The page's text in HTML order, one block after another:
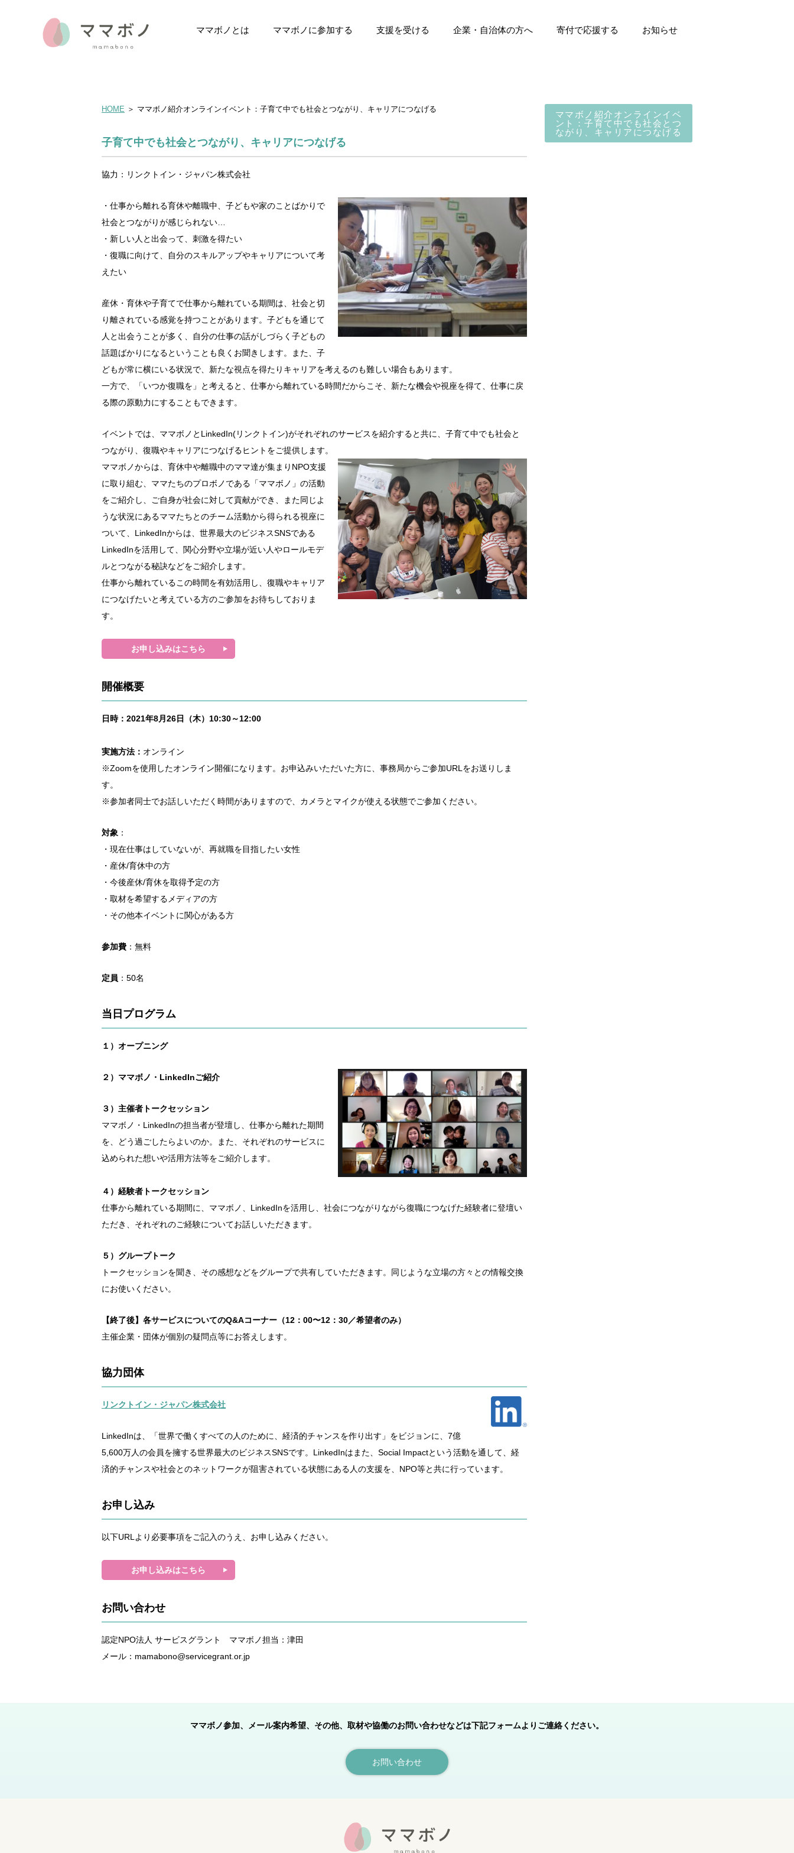
ママボノとは ママボノに参加する 支援を受ける 企業・自治体の方へ 寄付で応援する お知らせ
HOME ＞ ママボノ紹介オンラインイベント：子育て中でも社会とつながり、キャリアにつなげる
子育て中でも社会とつながり、キャリアにつなげる
協力：リンクトイン・ジャパン株式会社
・仕事から離れる育休や離職中、子どもや家のことばかりで
社会とつながりが感じられない…
・新しい人と出会って、刺激を得たい
・復職に向けて、自分のスキルアップやキャリアについて考
えたい
産休・育休や子育てで仕事から離れている期間は、社会と切
り離されている感覚を持つことがあります。子どもを通じて
人と出会うことが多く、自分の仕事の話がしづらく子どもの
話題ばかりになるということも良くお聞きします。また、子
どもが常に横にいる状況で、新たな視点を得たりキャリアを考えるのも難しい場合もあります。
一方で、「いつか復職を」と考えると、仕事から離れている時間だからこそ、新たな機会や視座を得て、仕事に戻
る際の原動力にすることもできます。
イベントでは、ママボノとLinkedIn(リンクトイン)がそれぞれのサービスを紹介すると共に、子育て中でも社会と
つながり、復職やキャリアにつなげるヒントをご提供します。
ママボノからは、育休中や離職中のママ達が集まりNPO支援
に取り組む、ママたちのプロボノである「ママボノ」の活動
をご紹介し、ご自身が社会に対して貢献ができ、また同じよ
うな状況にあるママたちとのチーム活動から得られる視座に
ついて、LinkedInからは、世界最大のビジネスSNSである
LinkedInを活用して、関心分野や立場が近い人やロールモデ
ルとつながる秘訣などをご紹介します。
仕事から離れているこの時間を有効活用し、復職やキャリア
につなげたいと考えている方のご参加をお待ちしておりま
す。
お申し込みはこちら
開催概要
日時：2021年8月26日（木）10:30～12:00
実施方法： オンライン
※Zoomを使用したオンライン開催になります。お申込みいただいた方に、事務局からご参加URLをお送りしま
す。
※参加者同士でお話しいただく時間がありますので、カメラとマイクが使える状態でご参加ください。
対象 ：
・現在仕事はしていないが、再就職を目指したい女性
・産休/育休中の方
・今後産休/育休を取得予定の方
・取材を希望するメディアの方
・その他本イベントに関心がある方
参加費 ：無料
定員 ：50名
当日プログラム
１）オープニング
２）ママボノ・LinkedInご紹介
３）主催者トークセッション
ママボノ・LinkedInの担当者が登壇し、仕事から離れた期間
を、どう過ごしたらよいのか。また、それぞれのサービスに
込められた想いや活用方法等をご紹介します。
４）経験者トークセッション
仕事から離れている期間に、ママボノ、LinkedInを活用し、社会につながりながら復職につなげた経験者に登壇い
ただき、それぞれのご経験についてお話しいただきます。
５）グループトーク
トークセッションを聞き、その感想などをグループで共有していただきます。同じような立場の方々との情報交換
にお使いください。
【終了後】各サービスについてのQ&Aコーナー（12：00〜12：30／希望者のみ）
主催企業・団体が個別の疑問点等にお答えします。
協力団体
リンクトイン・ジャパン株式会社
LinkedInは、「世界で働くすべての人のために、経済的チャンスを作り出す」をビジョンに、7億
5,600万人の会員を擁する世界最大のビジネスSNSです。LinkedInはまた、Social Impactという活動を通して、経
済的チャンスや社会とのネットワークが阻害されている状態にある人の支援を、NPO等と共に行っています。
お申し込み
以下URLより必要事項をご記入のうえ、お申し込みください。
お申し込みはこちら
お問い合わせ
認定NPO法人 サービスグラント ママボノ担当：津田
メール：mamabono@servicegrant.or.jp
ママボノ紹介オンラインイベ
ント：子育て中でも社会とつ
ながり、キャリアにつなげる
ママボノ参加、メール案内希望、その他、取材や協働のお問い合わせなどは下記フォームよりご連絡ください。
お問い合わせ